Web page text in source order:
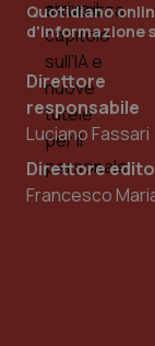
Quotidiano
d'informazione
Direttore
responsabile
Luciano Fassari
Direttore
Francesco